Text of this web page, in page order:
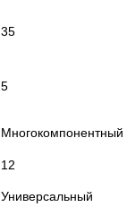
35
5
Многокомпонентный
12
Универсальный